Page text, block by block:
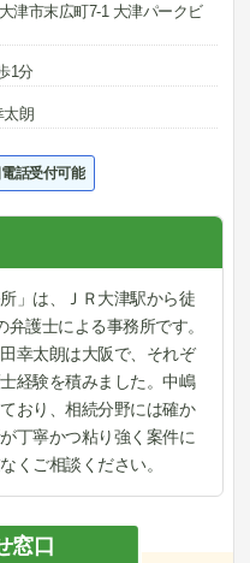
津市末広町7-1 大津パークビ
1分
太朗
話受付可能
」は、ＪＲ大津駅から徒
護士による事務所です。
幸太朗は大阪で、それぞ
経験を積みました。中嶋
おり、相続分野には確か
丁寧かつ粘り強く案件に
くご相談ください。
窓口